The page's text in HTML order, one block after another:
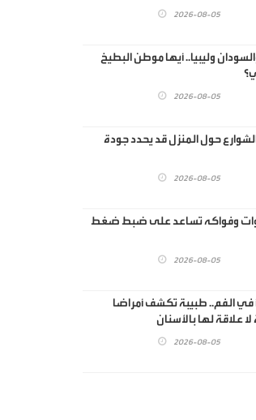
2026-08-05
وليبيا.. أيها موطن البطيخ
2026-08-05
حول المنزل قد يحدد جودة
2026-08-05
وفواكه تساعد على ضبط ضغط
2026-08-05
في الفم.. طبيبة تكشف أمراضا
علاقة لها بالأسنان
2026-08-05